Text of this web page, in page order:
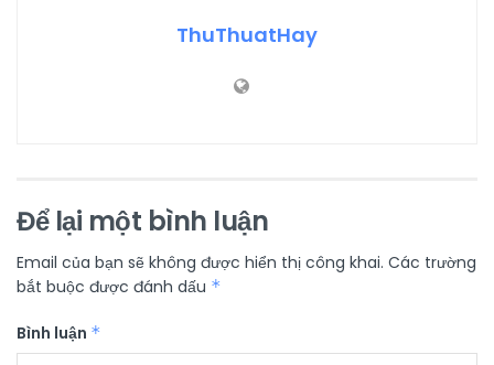
ThuThuatHay
Để lại một bình luận
Email của bạn sẽ không được hiển thị công khai. Các trường
bắt buộc được đánh dấu *
Bình luận *